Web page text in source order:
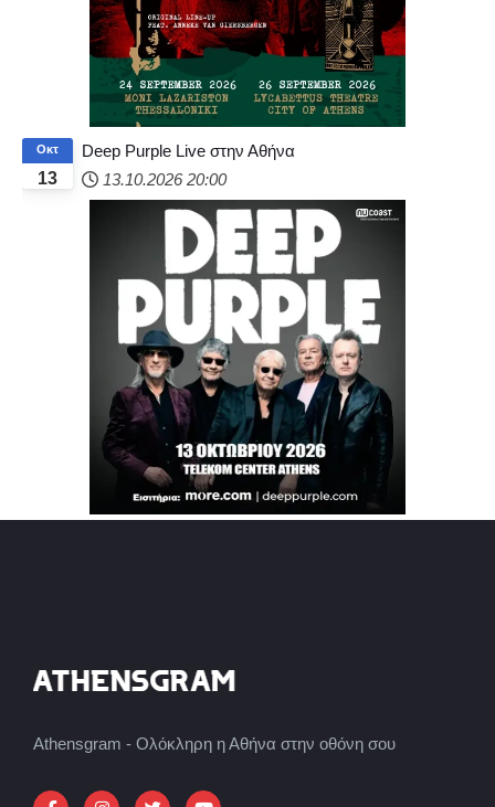
13
Οκτ
Deep Purple Live στην Αθήνα
13.10.2026 20:00
Athensgram - Ολόκληρη η Αθήνα στην οθόνη σου